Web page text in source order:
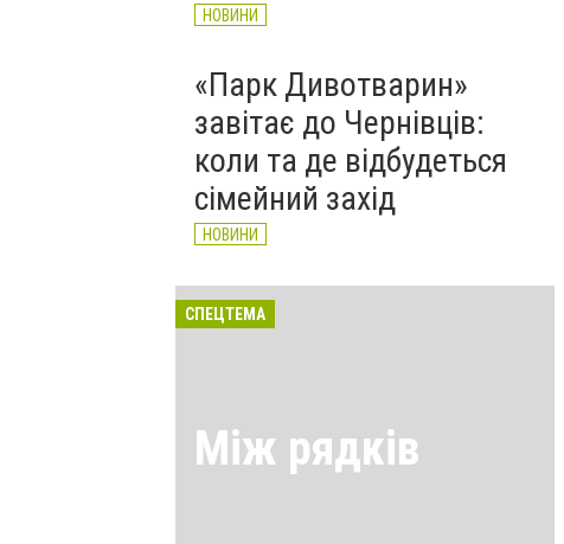
НОВИНИ
«Парк Дивотварин»
завітає до Чернівців:
коли та де відбудеться
сімейний захід
НОВИНИ
СПЕЦТЕМА
Між рядків